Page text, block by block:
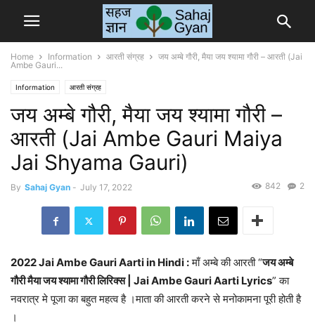
Home Information आरती संग्रह
जय अम्बे गौरी, मैया जय श्यामा गौरी – आरती (Jai
Ambe Gauri...
Information आरती संग्रह
जय अम्बे गौरी, मैया जय श्यामा गौरी –
आरती (Jai Ambe Gauri Maiya
Jai Shyama Gauri)
By Sahaj Gyan - July 17, 2022 2
842
2022 Jai Ambe Gauri Aarti in Hindi :माँ अम्बे की आरती “जय अम्बे
गौरी मैया जय श्यामा गौरी लिरिक्स | Jai Ambe Gauri Aarti Lyrics” का
नवरात्र मे पूजा का बहुत महत्व है ।माता की आरती करने से मनोकामना पूरी होती है
।